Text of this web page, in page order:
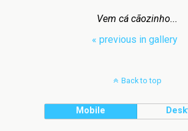
Vem cá cãozinho...
« previous in gallery
Back to top
Mobile